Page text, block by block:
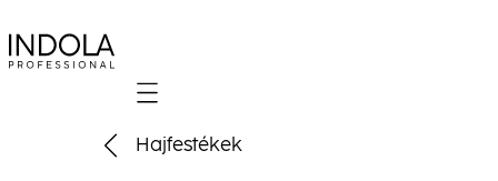
Mobile navigation
Hajfestékek